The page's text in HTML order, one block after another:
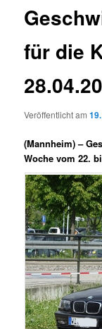
für die
Veröffentlicht am
(Mannheim) –
Woche vom 22.